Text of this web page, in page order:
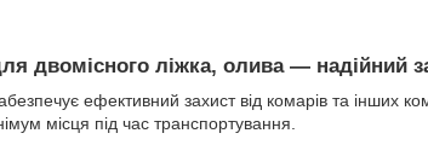
двомісного ліжка, олива — надійний
ефективний захист від комарів та інших
місця під час транспортування.